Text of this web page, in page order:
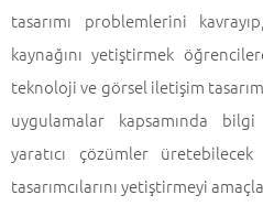
tasarımı problemlerini
kaynağını yetiştirmek
teknoloji ve görsel iletişim
uygulamalar kapsamında
yaratıcı çözümler
tasarımcılarını yetiştirmeyi